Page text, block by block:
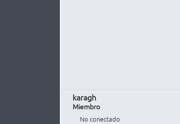
karagh
Miembro
No conectado